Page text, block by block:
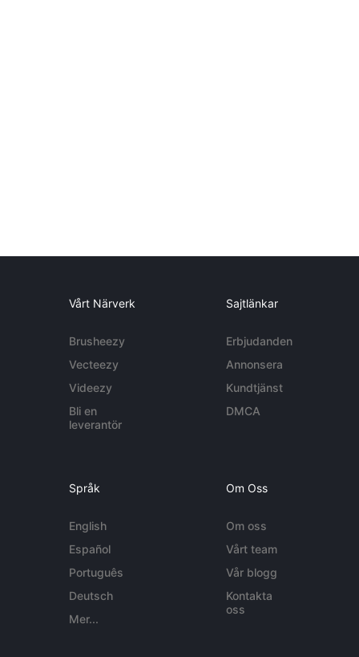
Vårt Närverk
Brusheezy
Vecteezy
Videezy
Bli en
leverantör
Sajtlänkar
Erbjudanden
Annonsera
Kundtjänst
DMCA
Språk
English
Español
Português
Deutsch
Mer...
Om Oss
Om oss
Vårt team
Vår blogg
Kontakta
oss